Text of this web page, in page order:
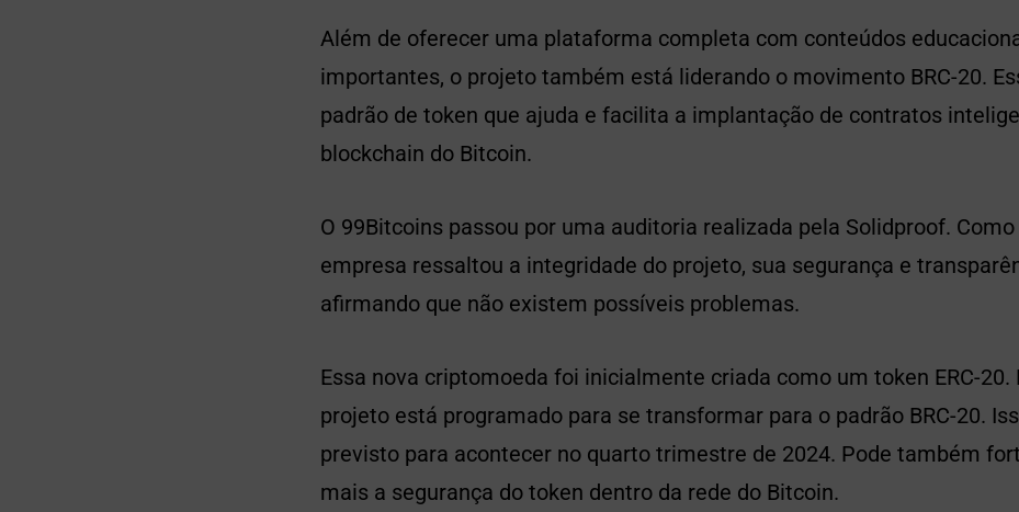
Além de oferecer uma plataforma completa com conteúdos
importantes, o projeto também está liderando o movimento BRC-20.
padrão de token que ajuda e facilita a implantação de contratos
blockchain do Bitcoin.
O 99Bitcoins passou por uma auditoria realizada pela Solidproof.
empresa ressaltou a integridade do projeto, sua segurança e
afirmando que não existem possíveis problemas.
Essa nova criptomoeda foi inicialmente criada como um token ERC-20.
projeto está programado para se transformar para o padrão BRC-20.
previsto para acontecer no quarto trimestre de 2024. Pode também
mais a segurança do token dentro da rede do Bitcoin.